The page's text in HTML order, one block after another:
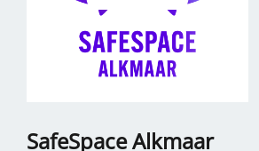
SafeSpace Alkmaar